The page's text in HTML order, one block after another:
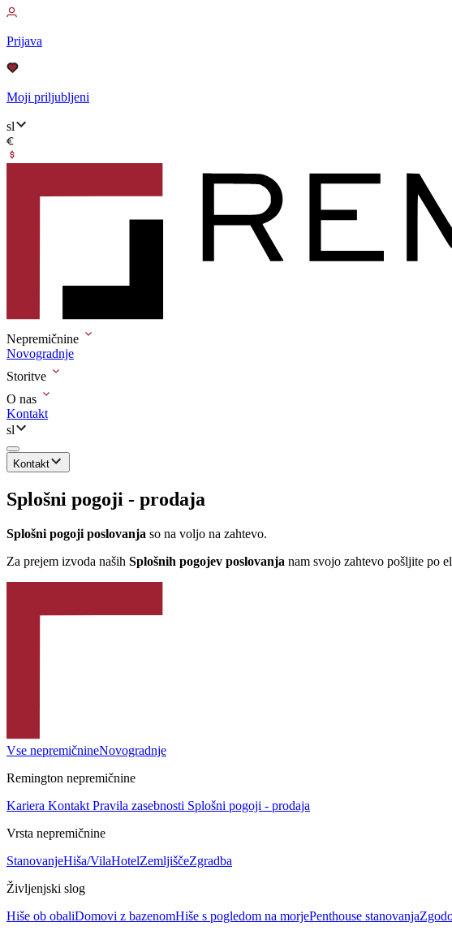
Prijava
Moji priljubljeni
sl
Nepremičnine
Novogradnje
Storitve
O nas
Kontakt
sl
Kontakt
Splošni pogoji - prodaja
Splošni pogoji poslovanja so na voljo na zahtevo.
Za prejem izvoda naših Splošnih pogojev poslovanja nam svojo zahtevo pošljite po
Vse nepremičnineNovogradnje
Remington nepremičnine
Kariera Kontakt Pravila zasebnosti Splošni pogoji - prodaja
Vrsta nepremičnine
StanovanjeHiša/VilaHotelZemljiščeZgradba
Življenjski slog
Hiše ob obaliDomovi z bazenomHiše s pogledom na morjePenthouse stanovanja